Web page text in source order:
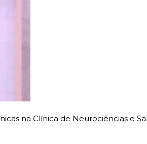
na Clínica de Neurociências e